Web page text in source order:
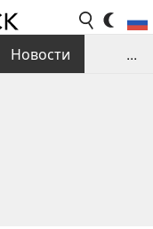
Новости
...